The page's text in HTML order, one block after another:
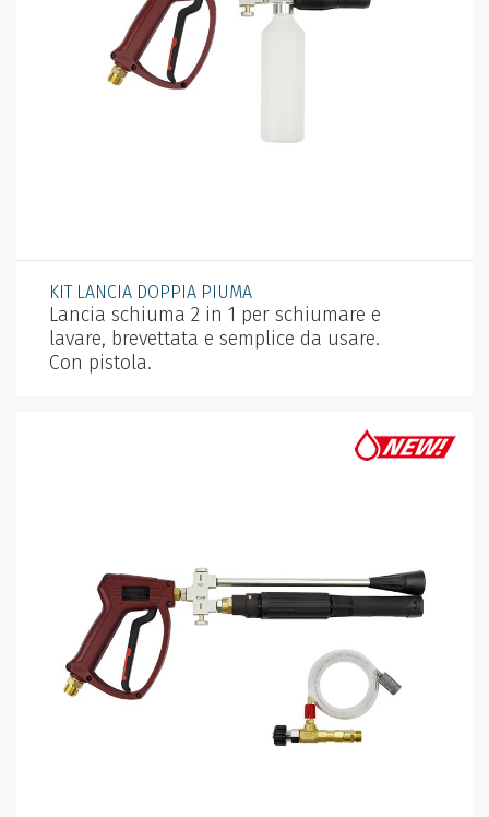
KIT LANCIA DOPPIA PIUMA
Lancia schiuma 2 in 1 per schiumare e
lavare, brevettata e semplice da usare.
Con pistola.